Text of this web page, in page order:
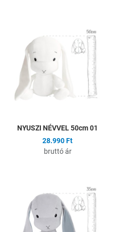
Összehasonlítás
Gyors nézet
NYUSZI NÉVVEL 50cm 01
28.990 Ft
bruttó ár
Összehasonlítás
Gyors nézet